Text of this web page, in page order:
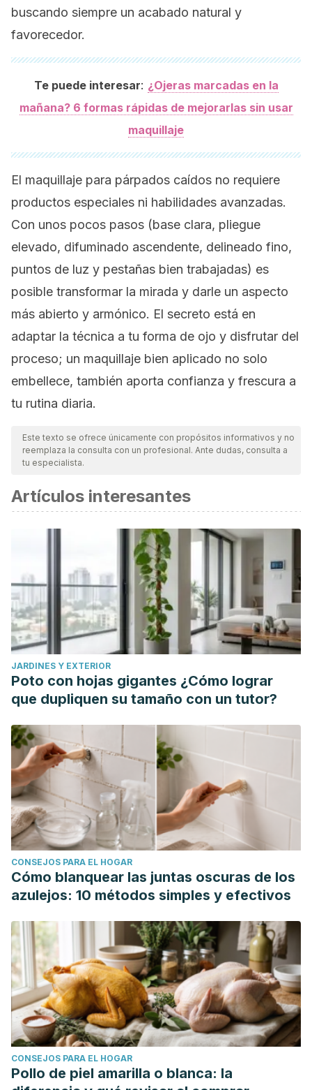
buscando siempre un acabado natural y
favorecedor.
Te puede interesar: ¿Ojeras marcadas en la
mañana? 6 formas rápidas de mejorarlas sin usar
maquillaje
El maquillaje para párpados caídos no requiere
productos especiales ni habilidades avanzadas.
Con unos pocos pasos (base clara, pliegue
elevado, difuminado ascendente, delineado fino,
puntos de luz y pestañas bien trabajadas) es
posible transformar la mirada y darle un aspecto
más abierto y armónico. El secreto está en
adaptar la técnica a tu forma de ojo y disfrutar del
proceso; un maquillaje bien aplicado no solo
embellece, también aporta confianza y frescura a
tu rutina diaria.
Este texto se ofrece únicamente con propósitos informativos y no
reemplaza la consulta con un profesional. Ante dudas, consulta a
tu especialista.
Artículos interesantes
JARDINES Y EXTERIOR
Poto con hojas gigantes ¿Cómo lograr
que dupliquen su tamaño con un tutor?
CONSEJOS PARA EL HOGAR
Cómo blanquear las juntas oscuras de los
azulejos: 10 métodos simples y efectivos
CONSEJOS PARA EL HOGAR
Pollo de piel amarilla o blanca: la